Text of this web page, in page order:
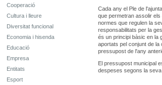
Cooperació
Cultura i lleure
Diversitat funcional
Economia i hisenda
Educació
Empresa
Entitats
Esport
Cada any el Ple de
que permetran assolir
normes que regulen la
responsabilitats per la
és un principi bàsic en la
aportats pel conjunt de la
pressupost de l'any
El pressupost municipal
despeses segons la seva